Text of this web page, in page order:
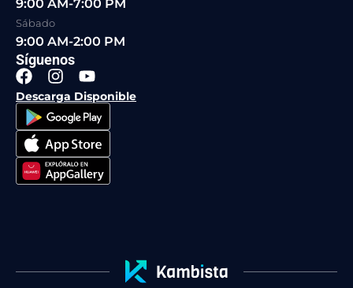
9:00 AM-7:00 PM
Sábado
9:00 AM-2:00 PM
Síguenos
F
a
c
e
b
o
o
k
I
n
s
t
a
g
r
a
Y
o
u
t
u
b
e
Descarga Disponible